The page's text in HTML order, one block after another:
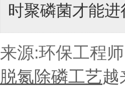
时聚磷菌才能
来源:环保工程师
脱氮除磷工艺越